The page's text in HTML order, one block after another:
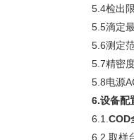
5.4检出
5.5滴定
5.6测定
5.7精密
5.8电源
6.设备配
6.1. COD
6.2.取